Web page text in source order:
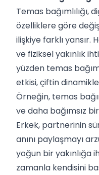
Temas bağımlılığı,
özelliklere göre
ilişkiye farklı yansır.
ve fiziksel yakınlık
yüzden temas
etkisi, çiftin
Örneğin, temas
ve daha bağımsız
Erkek, partnerinin
anını paylaşmayı
yoğun bir yakınlığa
zamanla kendisini